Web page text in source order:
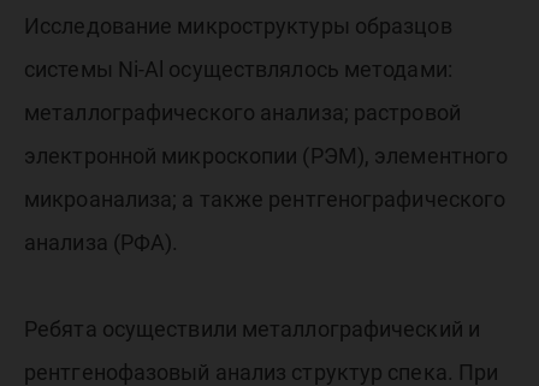
Исследование микроструктуры образцов
системы Ni-Al осуществлялось методами:
металлографического анализа; растровой
электронной микроскопии (РЭМ), элементного
микроанализа; а также рентгенографического
анализа (РФА).
Ребята осуществили металлографический и
рентгенофазовый анализ структур спека. При